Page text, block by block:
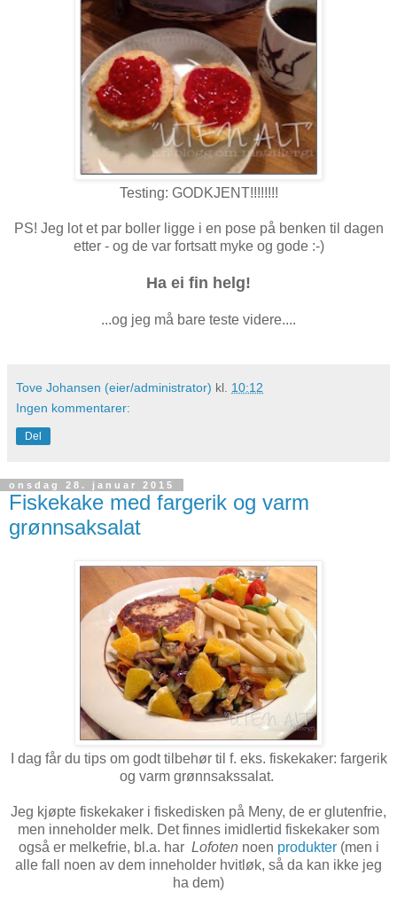
Testing: GODKJENT!!!!!!!!
PS! Jeg lot et par boller ligge i en pose på benken til dagen
etter - og de var fortsatt myke og gode :-)
Ha ei fin helg!
...og jeg må bare teste videre....
Tove Johansen (eier/administrator) kl. 10:12
Ingen kommentarer:
Del
onsdag 28. januar 2015
Fiskekake med fargerik og varm
grønnsaksalat
I dag får du tips om godt tilbehør til f. eks. fiskekaker: fargerik
og varm grønnsakssalat.
Jeg kjøpte fiskekaker i fiskedisken på Meny, de er glutenfrie,
men inneholder melk. Det finnes imidlertid fiskekaker som
også er melkefrie, bl.a. har Lofoten noen produkter(men i
alle fall noen av dem inneholder hvitløk, så da kan ikke jeg
ha dem)